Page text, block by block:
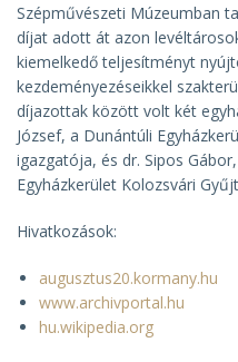
Szépművészeti Múzeumban
díjat adott át azon
kiemelkedő teljesítményt
kezdeményezéseikkel
díjazottak között volt két
József, a Dunántúli
igazgatója, és dr. Sipos
Egyházkerület Kolozsvári
Hivatkozások:
augusztus20.kormany.hu
www.archivportal.hu
hu.wikipedia.org